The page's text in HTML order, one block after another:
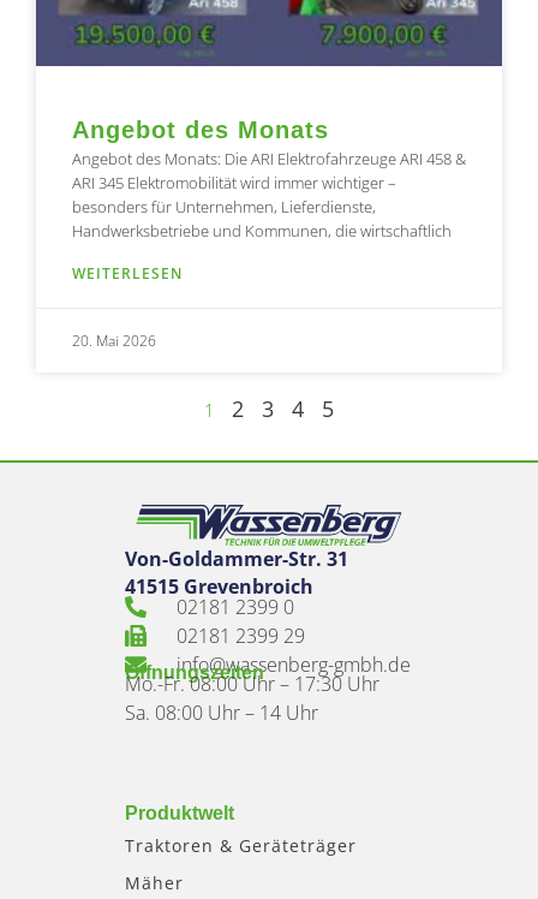
Angebot des Monats
Angebot des Monats: Die ARI Elektrofahrzeuge ARI 458 &
ARI 345 Elektromobilität wird immer wichtiger –
besonders für Unternehmen, Lieferdienste,
Handwerksbetriebe und Kommunen, die wirtschaftlich
WEITERLESEN
20. Mai 2026
1 2 3 4 5
Von-Goldammer-Str. 31
41515 Grevenbroich
02181 2399 0
02181 2399 29
info@wassenberg-gmbh.de
Öffnungszeiten
Mo.-Fr. 08:00 Uhr – 17:30 Uhr
Sa. 08:00 Uhr – 14 Uhr
Produktwelt
Traktoren & Geräteträger
Mäher